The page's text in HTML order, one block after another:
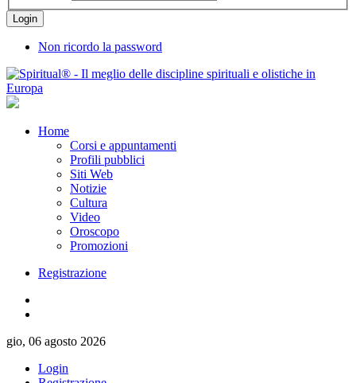
Non ricordo la password
Home
Corsi e appuntamenti
Profili pubblici
Siti Web
Notizie
Cultura
Video
Oroscopo
Promozioni
Registrazione
gio, 06 agosto 2026
Login